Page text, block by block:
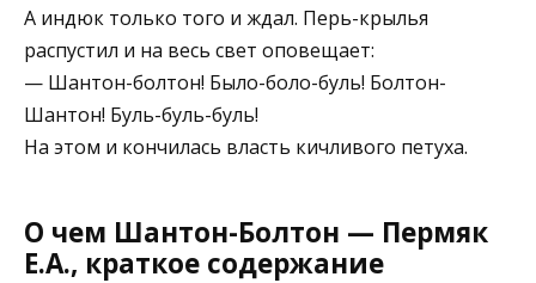
А индюк только того и ждал. Перь-крылья
распустил и на весь свет оповещает:
— Шантон-болтон! Было-боло-буль! Болтон-
Шантон! Буль-буль-буль!
На этом и кончилась власть кичливого петуха.
О чем Шантон-Болтон — Пермяк
Е.А., краткое содержание